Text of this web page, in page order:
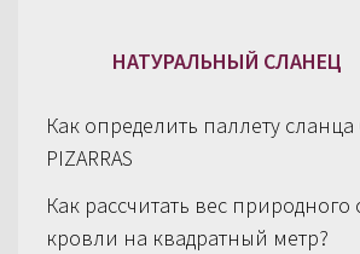
НАТУРАЛЬНЫЙ СЛАНЕЦ
Как определить паллету сланца
PIZARRAS
Как рассчитать вес природного
кровли на квадратный метр?